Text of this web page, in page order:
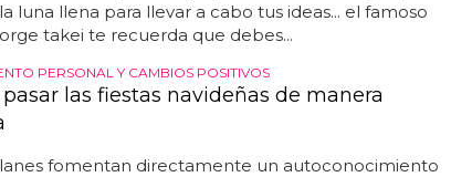
luna llena para llevar a cabo tus ideas... el famoso
takei te recuerda que debes...
PERSONAL Y CAMBIOS POSITIVOS
las fiestas navideñas de manera
fomentan directamente un autoconocimiento